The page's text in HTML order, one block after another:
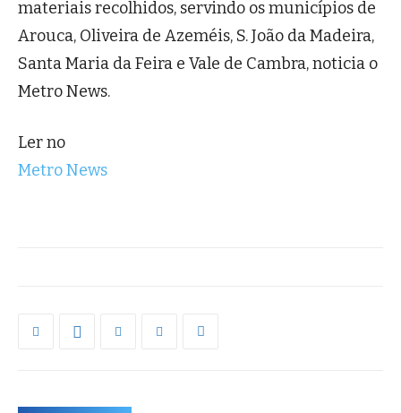
materiais recolhidos, servindo os municípios de
Arouca, Oliveira de Azeméis, S. João da Madeira,
Santa Maria da Feira e Vale de Cambra, noticia o
Metro News.
Ler no
Metro News